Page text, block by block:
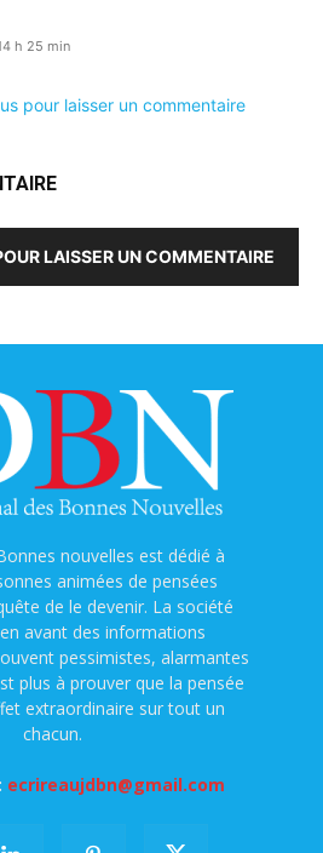
h 25 min
pour laisser un commentaire
LAISSER UN COMMENTAIRE
nouvelles est dédié à
animées de pensées
de le devenir. La société
avant des informations
pessimistes, alarmantes
plus à prouver que la pensée
extraordinaire sur tout un
chacun.
ecrireaujdbn@gmail.com